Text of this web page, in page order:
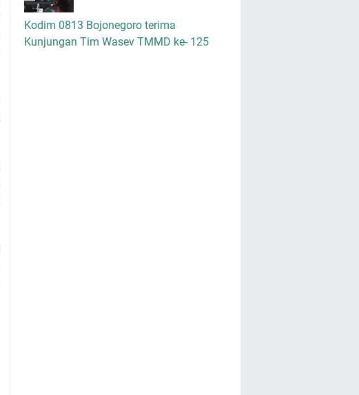
Kodim 0813 Bojonegoro terima
Kunjungan Tim Wasev TMMD ke- 125